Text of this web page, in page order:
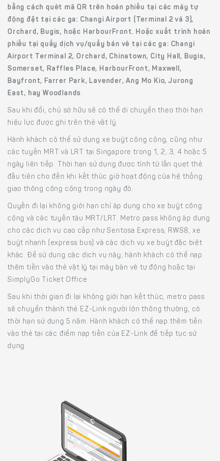
bằng cách quét mã QR trên hoán phiếu tại các máy tự
động đặt tại các ga: Changi Airport (Terminal 2 và 3),
Orchard, Bugis, hoặc HarbourFront. Hoặc xuất trình hoán
phiếu tại quầy dịch vụ/quầy bán vé tại các ga: Changi
Airport Terminal 2, Orchard, Chinatown, City Hall, Bugis,
Somerset, Raffles Place, HarbourFront, Maxwell,
Bayfront, Farrer Park, Lavender, Ang Mo Kio, Jurong
East, hay Woodlands .
Sau khi đổi, chủ sở hữu sẽ có thể di chuyển theo thời hạn
hiệu lực được ghi trên thẻ vật lý.
Hành khách có thể sử dụng xe buýt công cộng, cũng như
các tuyến MRT và LRT tại Singapore trong 1, 2, 3, 4 hoặc 5
ngày liên tiếp. Thời hạn sử dụng được tính từ lần quẹt thẻ
đầu tiên cho đến khi kết thúc giờ hoạt động của hệ thống
giao thông công cộng trong ngày đó.
Quyền đi lại không giới hạn chỉ áp dụng cho xe buýt công
cộng và các tuyến tàu MRT/LRT. Metro pass không áp dụng
cho các dịch vụ cao cấp như Sentosa Express, RWS8, xe
buýt nhanh (express bus) và các dịch vụ xe buýt đặc biệt
khác. Để sử dụng các dịch vụ này, hành khách có thể nạp
thêm tiền vào thẻ vật lý tại máy bán vé tự động hoặc tại
SimplyGo Ticket Office.
Sau khi thời gian đi lại không giới hạn kết thúc, metro pass
sẽ chuyển thành thẻ EZ-Link người lớn thông thường, có
thời hạn sử dụng 5 năm. Hành khách có thể nạp thêm tiền
vào thẻ tại các điểm nạp tiền của EZ-Link để tiếp tục sử
dụng.